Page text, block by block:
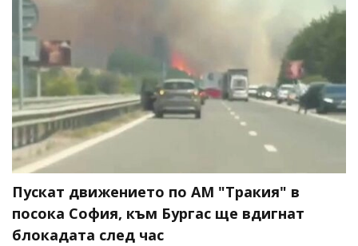
Пускат движението по АМ "Тракия" в
посока София, към Бургас ще вдигнат
блокадата след час